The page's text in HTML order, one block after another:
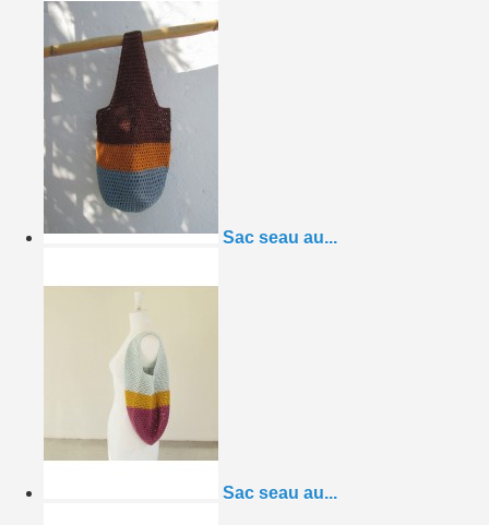
Sac seau au...
Sac seau au...